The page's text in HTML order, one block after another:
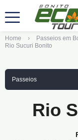
Home Passeios em
Rio Sucuri Bonito
Passeios
Rio